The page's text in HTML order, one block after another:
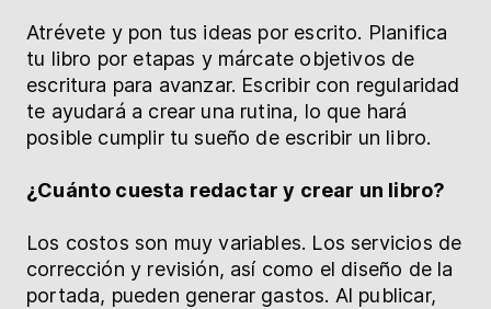
Atrévete y pon tus ideas por escrito. Planifica
tu libro por etapas y márcate objetivos de
escritura para avanzar. Escribir con regularidad
te ayudará a crear una rutina, lo que hará
posible cumplir tu sueño de escribir un libro.
¿Cuánto cuesta redactar y crear un libro?
Los costos son muy variables. Los servicios de
corrección y revisión, así como el diseño de la
portada, pueden generar gastos. Al publicar,